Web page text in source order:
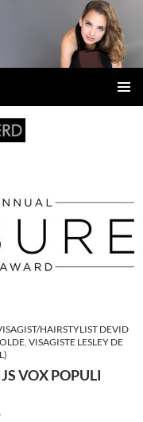
HAIRSTYLIST DEVID
, VISAGISTE LESLEY DE
VOX POPULI